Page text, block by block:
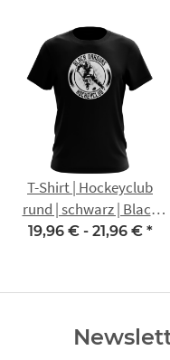
T-Shirt | Hockeyclub
rund | schwarz | Black
Dragons
19,96 € - 21,96 € *